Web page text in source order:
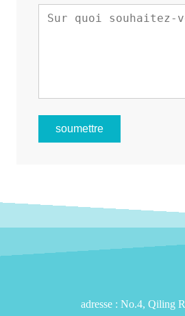
soumettre
adresse : No.4, Qiling